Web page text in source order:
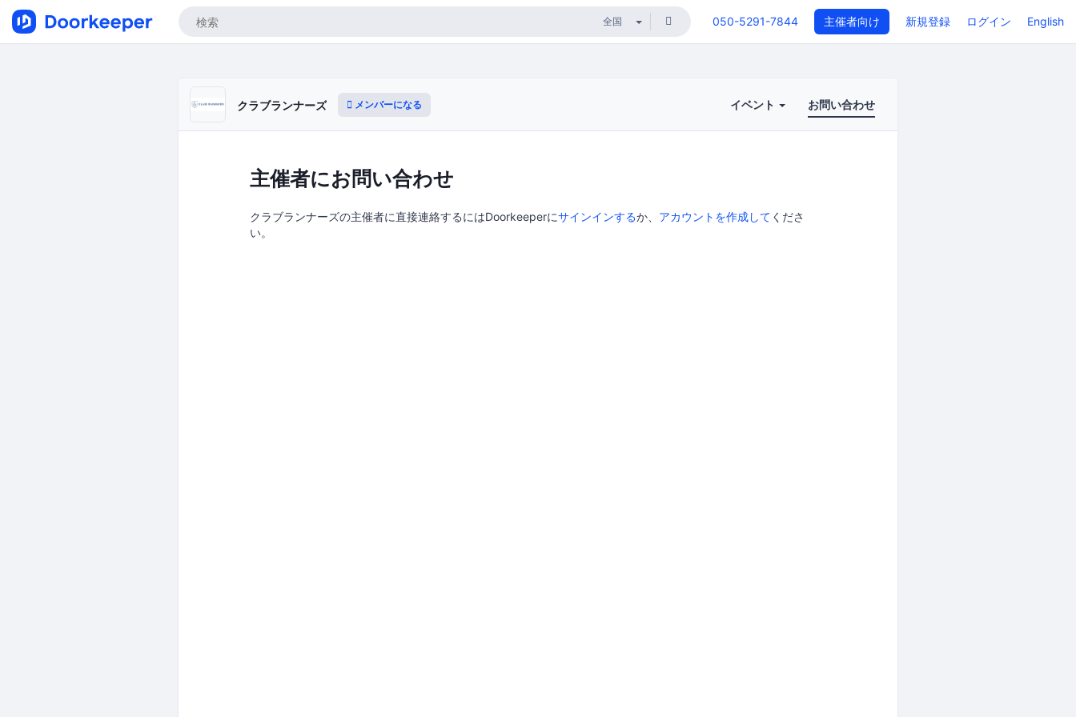
050-5291-7844 主催者向け 新規登録 ログイン English
クラブランナーズ メンバーになる イベント お問い合わせ
主催者にお問い合わせ
クラブランナーズの主催者に直接連絡するにはDoorkeeperにサインインするか、 アカウントを作成して くださ
い。